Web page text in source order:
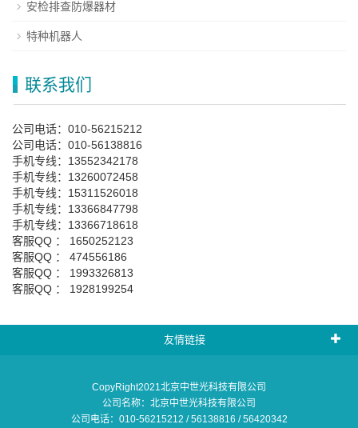
安检排查防爆器材
特种机器人
联系我们
公司电话：010-56215212
公司电话：010-56138816
手机专线：13552342178
手机专线：13260072458
手机专线：15311526018
手机专线：13366847798
手机专线：13366718618
客服QQ ： 1650252123
客服QQ ： 474556186
客服QQ ： 1993326813
客服QQ ： 1928199254
友情链接
CopyRight2021北京中世光科技有限公司
公司名称：北京中世光科技有限公司
公司电话：010-56215212 / 56138816 / 56420342